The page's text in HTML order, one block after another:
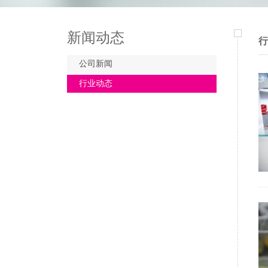
新闻动态
公司新闻
行业动态